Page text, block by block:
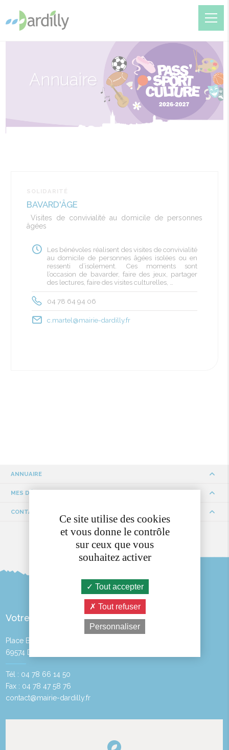
Annuaire
SOLIDARITÉ
BAVARD'ÂGE
Visites de convivialité au domicile de personnes
âgées
Les bénévoles réalisent des visites de convivialité
au domicile de personnes âgées isolées ou en
ressenti d’isolement. Ces moments sont
l’occasion de bavarder, faire des jeux, partager
des lectures, faire des visites culturelles, …
04 78 64 94 06
c.martel@mairie-dardilly.fr
ANNUAIRE
MES DÉMARCHES
CONTACTS ET HORAIRES
Votre Mairie
Place Bayère
69574 DARDILLY
Tél : 04 78 66 14 50
Fax : 04 78 47 58 76
contact@mairie-dardilly.fr
Ce site utilise des cookies
et vous donne le contrôle
sur ceux que vous
souhaitez activer
Tout accepter
Tout refuser
Personnaliser